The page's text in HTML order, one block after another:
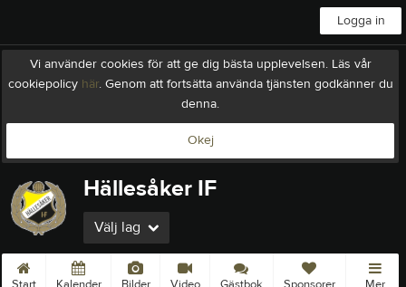
Logga in
Vi använder cookies för att ge dig bästa upplevelsen. Läs vår
cookiepolicy här. Genom att fortsätta använda tjänsten godkänner du
denna.
Okej
Hällesåker IF
Välj lag